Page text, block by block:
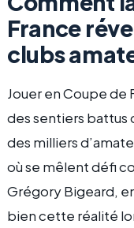
France
clubs
Jouer en Coupe de
des sentiers battus
des milliers
où se mêlent défi
Grégory Bigeard,
bien cette réalité